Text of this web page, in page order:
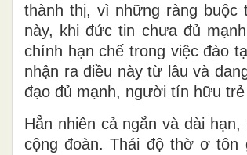
thành thị, vì những ràng buộc
này, khi đức tin chưa đủ
chính hạn chế trong việc đào
nhận ra điều này từ lâu và
đạo đủ mạnh, người tín hữu
Hẳn nhiên cả ngắn và dài
cộng đoàn. Thái độ thờ ơ